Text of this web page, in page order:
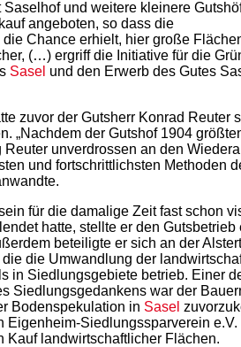
Saselhof und weitere kleinere
angeboten, so dass die
Chance erhielt, hier große
(…) ergriff die Initiative für die
Sasel und den Erwerb des Gutes
zuvor der Gutsherr Konrad Reuter
„Nachdem der Gutshof 1904
Reuter unverdrossen an den
und fortschrittlichsten Methoden
für die damalige Zeit fast schon
hatte, stellte er den Gutsbetrieb
beteiligte er sich an der
die Umwandlung der
in Siedlungsgebiete betrieb. Einer
Siedlungsgedankens war der
Bodenspekulation in Sasel
Eigenheim-Siedlungssparverein e.V.
Kauf landwirtschaftlicher Flächen.